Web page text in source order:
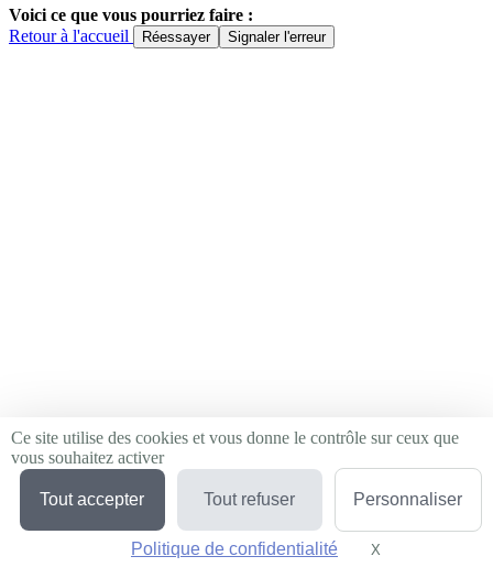
Voici ce que vous pourriez faire :
Retour à l'accueil
Réessayer Signaler l'erreur
Ce site utilise des cookies et vous donne le contrôle sur ceux que
vous souhaitez activer
Tout accepter Tout refuser Personnaliser
Politique de confidentialité X